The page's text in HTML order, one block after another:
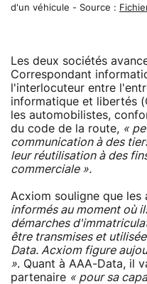
d'un véhicule - Source :
Les deux sociétés
Correspondant
l'interlocuteur entre
informatique et libertés
les automobilistes,
du code de la route, «
communication à des
leur réutilisation à des
commerciale ».
Acxiom souligne que les
informés au moment où
démarches
être transmises et
Data. Acxiom figure
». Quant à AAA-Data, il
partenaire « pour sa